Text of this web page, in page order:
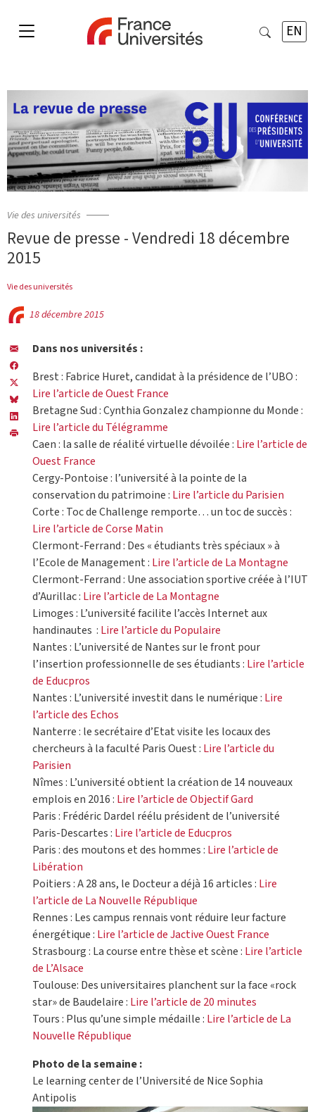
EN
Vie des universités
Revue de presse - Vendredi 18 décembre
2015
Vie des universités
18 décembre 2015
Dans nos universités :
Brest : Fabrice Huret, candidat à la présidence de l’UBO :
Lire l’article de Ouest France
Bretagne Sud : Cynthia Gonzalez championne du Monde :
Lire l’article du Télégramme
Caen : la salle de réalité virtuelle dévoilée : Lire l’article de
Ouest France
Cergy-Pontoise : l’université à la pointe de la
conservation du patrimoine : Lire l’article du Parisien
Corte : Toc de Challenge remporte… un toc de succès :
Lire l’article de Corse Matin
Clermont-Ferrand : Des « étudiants très spéciaux » à
l’Ecole de Management : Lire l’article de La Montagne
Clermont-Ferrand : Une association sportive créée à l’IUT
d’Aurillac : Lire l’article de La Montagne
Limoges : L’université facilite l’accès Internet aux
handinautes : Lire l’article du Populaire
Nantes : L’université de Nantes sur le front pour
l’insertion professionnelle de ses étudiants : Lire l’article
de Educpros
Nantes : L’université investit dans le numérique : Lire
l’article des Echos
Nanterre : le secrétaire d’Etat visite les locaux des
chercheurs à la faculté Paris Ouest : Lire l’article du
Parisien
Nîmes : L’université obtient la création de 14 nouveaux
emplois en 2016 : Lire l’article de Objectif Gard
Paris : Frédéric Dardel réélu président de l’université
Paris-Descartes : Lire l’article de Educpros
Paris : des moutons et des hommes : Lire l’article de
Libération
Poitiers : A 28 ans, le Docteur a déjà 16 articles : Lire
l’article de La Nouvelle République
Rennes : Les campus rennais vont réduire leur facture
énergétique : Lire l’article de Jactive Ouest France
Strasbourg : La course entre thèse et scène : Lire l’article
de L’Alsace
Toulouse: Des universitaires planchent sur la face «rock
star» de Baudelaire : Lire l’article de 20 minutes
Tours : Plus qu’une simple médaille : Lire l’article de La
Nouvelle République
Photo de la semaine :
Le learning center de l’Université de Nice Sophia
Antipolis